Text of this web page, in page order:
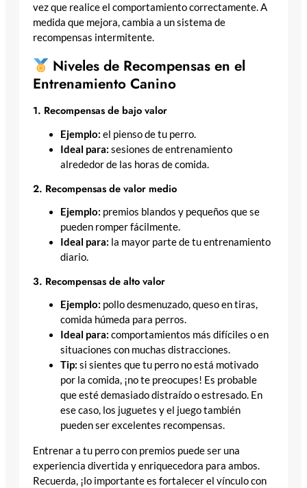
vez que realice el comportamiento correctamente. A
medida que mejora, cambia a un sistema de
recompensas intermitente.
Niveles de Recompensas en el
Entrenamiento Canino
1. Recompensas de bajo valor
Ejemplo: el pienso de tu perro.
Ideal para: sesiones de entrenamiento
alrededor de las horas de comida.
2. Recompensas de valor medio
Ejemplo: premios blandos y pequeños que se
pueden romper fácilmente.
Ideal para: la mayor parte de tu entrenamiento
diario.
3. Recompensas de alto valor
Ejemplo: pollo desmenuzado, queso en tiras,
comida húmeda para perros.
Ideal para: comportamientos más difíciles o en
situaciones con muchas distracciones.
Tip: si sientes que tu perro no está motivado
por la comida, ¡no te preocupes! Es probable
que esté demasiado distraído o estresado. En
ese caso, los juguetes y el juego también
pueden ser excelentes recompensas.
Entrenar a tu perro con premios puede ser una
experiencia divertida y enriquecedora para ambos.
Recuerda, ¡lo importante es fortalecer el vínculo con